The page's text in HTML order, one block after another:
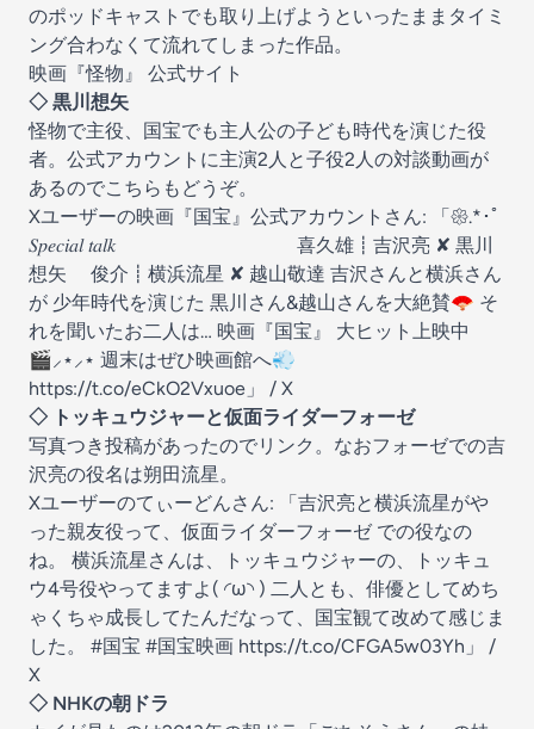
のポッドキャストでも取り上げようといったままタイミ
ング合わなくて流れてしまった作品。
映画『怪物』 公式サイト
◇ 黒川想矢
怪物で主役、国宝でも主人公の子ども時代を演じた役
者。公式アカウントに主演2人と子役2人の対談動画が
あるのでこちらもどうぞ。
Xユーザーの映画『国宝』公式アカウントさん: 「𑁍.*･ﾟ
𝑆𝑝𝑒𝑐𝑖𝑎𝑙 𝑡𝑎𝑙𝑘 ￣￣￣￣￣￣￣￣￣ 喜久雄┋吉沢亮 ✘ 黒川
想矢 俊介┋横浜流星 ✘ 越山敬達 吉沢さんと横浜さん
が 少年時代を演じた 黒川さん&越山さんを大絶賛🪭 そ
れを聞いたお二人は… 映画『国宝』 大ヒット上映中
🎬⸝‍⋆⸝‍⋆ 週末はぜひ映画館へ💨
https://t.co/eCkO2Vxuoe」 / X
◇ トッキュウジャーと仮面ライダーフォーゼ
写真つき投稿があったのでリンク。なおフォーゼでの吉
沢亮の役名は朔田流星。
Xユーザーのてぃーどんさん: 「吉沢亮と横浜流星がや
った親友役って、仮面ライダーフォーゼ での役なの
ね。 横浜流星さんは、トッキュウジャーの、トッキュ
ウ4号役やってますよ( ◜ω◝ ) 二人とも、俳優としてめち
ゃくちゃ成長してたんだなって、国宝観て改めて感じま
した。 #国宝 #国宝映画 https://t.co/CFGA5w03Yh」 /
X
◇ NHKの朝ドラ